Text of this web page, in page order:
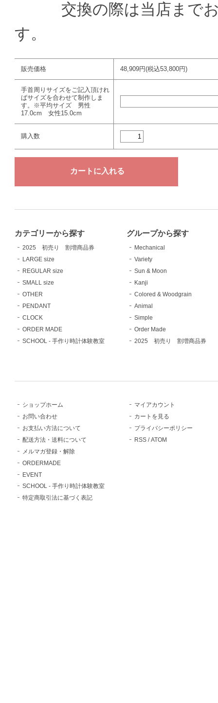
交換の際は当店までお
す。
販売価格 48,909円(税込53,800円)
手首周りサイズをご記入頂けれ
ばサイズを合わせて制作しま
す。※平均サイズ 男性
17.0cm 女性15.0cm
購入数
カテゴリーから探す
2025 初売り 割増商品券
LARGE size
REGULAR size
SMALL size
OTHER
PENDANT
CLOCK
ORDER MADE
SCHOOL - 手作り時計体験教室
グループから探す
Mechanical
Variety
Sun & Moon
Kanji
Colored & Woodgrain
Animal
Simple
Order Made
2025 初売り 割増商品券
ショップホーム
お問い合わせ
お支払い方法について
配送方法・送料について
メルマガ登録・解除
ORDERMADE
EVENT
SCHOOL - 手作り時計体験教室
特定商取引法に基づく表記
マイアカウント
カートを見る
プライバシーポリシー
RSS /ATOM